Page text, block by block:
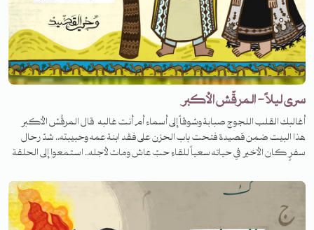
سرى ليلاً - المرقّش الأكبر
أغالبك القلب اللجوج صبابة وشوقاً إلى أسماء أم أنت غالبه قال المرقِّش الأكبر
هذا البيت ضمن قصيدة فتحت باب الحزن على فقد ابنة عمه وحبيبته.. شدّ رحال
سفرٍ كان الأخير في حياته سعياً للقاء حبّ عاش ومات لأجله.. استمعوا إلى الحلقة